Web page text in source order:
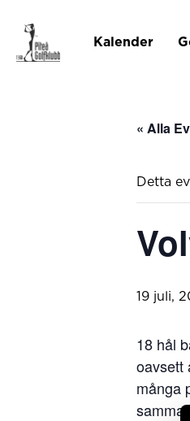
Kalender
« Alla
Detta
19 juli,
18 hål
oavsett
många